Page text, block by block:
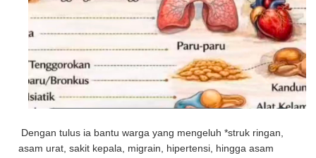
Dengan tulus ia bantu warga yang mengeluh *struk ringan,
asam urat, sakit kepala, migrain, hipertensi, hingga asam